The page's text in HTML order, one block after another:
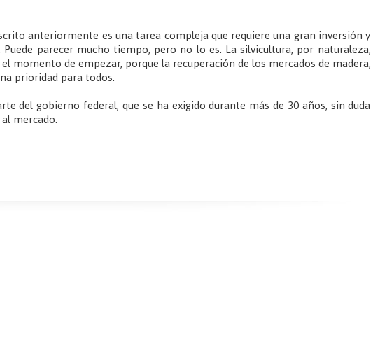
anteriormente es una tarea compleja que requiere una gran inversión y
parecer mucho tiempo, pero no lo es. La silvicultura, por naturaleza,
momento de empezar, porque la recuperación de los mercados de madera,
prioridad para todos.
del gobierno federal, que se ha exigido durante más de 30 años, sin duda
mercado.